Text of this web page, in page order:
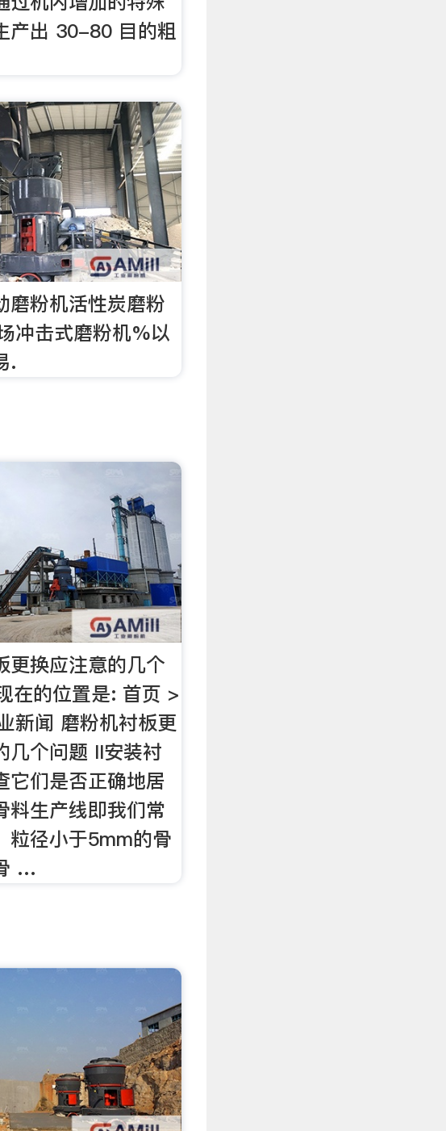
产出 30-80 目的粗
磨粉机活性炭磨粉
冲击式磨粉机%以
.
更换应注意的几个
在的位置是: 首页 >
新闻 磨粉机衬板更
几个问题 II安装衬
它们是否正确地居
料生产线即我们常
粒径小于5mm的骨
…